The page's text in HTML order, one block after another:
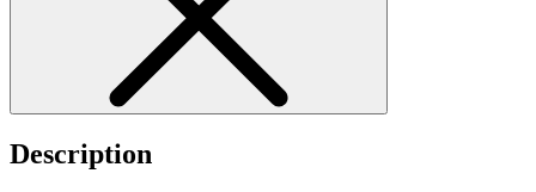
Description